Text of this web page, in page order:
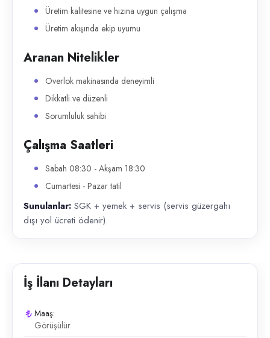
Üretim kalitesine ve hızına uygun çalışma
Üretim akışında ekip uyumu
Aranan Nitelikler
Overlok makinasında deneyimli
Dikkatli ve düzenli
Sorumluluk sahibi
Çalışma Saatleri
Sabah 08:30 - Akşam 18:30
Cumartesi - Pazar tatil
Sunulanlar: SGK + yemek + servis (servis güzergahı
dışı yol ücreti ödenir).
İş İlanı Detayları
Maaş:
Görüşülür